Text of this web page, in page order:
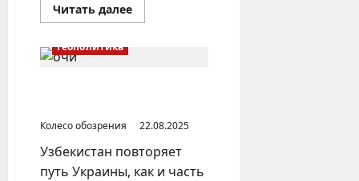
Читать далееПрочитать
больше
Геополитика
Колесо обозрения
22.08.2025
Узбекистан повторяет
путь Украины, как и часть